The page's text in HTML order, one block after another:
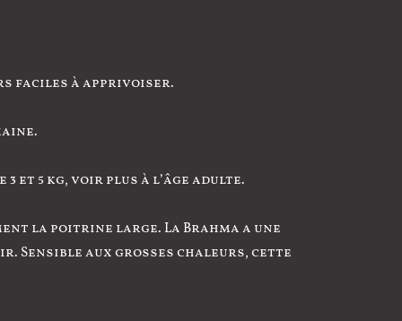
faciles à apprivoiser.
3 et 5 kg, voir plus à l’âge adulte.
la poitrine large. La Brahma a une
Sensible aux grosses chaleurs, cette